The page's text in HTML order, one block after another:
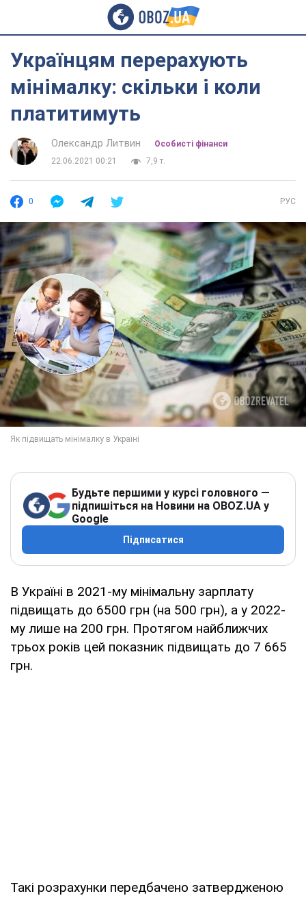
Українцям перерахують
мінімалку: скільки і коли
платитимуть
Олександр Литвин
Особисті фінанси
22.06.2021 00:21
7,9 т.
0 РУС
Будьте першими у курсі головного —
підпишіться на Новини на OBOZ.UA у
Google
Підписатися
В Україні в 2021-му мінімальну зарплату
підвищать до 6500 грн (на 500 грн), а у 2022-
му лише на 200 грн. Протягом найближчих
трьох років цей показник підвищать до 7 665
грн.
Такі розрахунки передбачено затвердженою